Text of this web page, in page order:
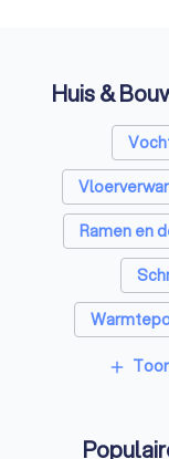
Huis &
Ramen en
add